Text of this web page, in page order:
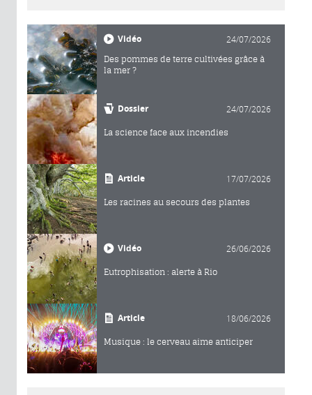
Vidéo 24/07/2026
Des pommes de terre cultivées grâce à
la mer ?
Dossier 24/07/2026
La science face aux incendies
Article 17/07/2026
Les racines au secours des plantes
Vidéo 26/06/2026
Eutrophisation : alerte à Rio
Article 18/06/2026
Musique : le cerveau aime anticiper